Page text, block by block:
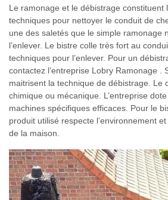
Le ramonage et le débistrage constituent
techniques pour nettoyer le conduit de
une des saletés que le simple ramonage
l’enlever. Le bistre colle très fort au
techniques pour l’enlever. Pour un
contactez l’entreprise Lobry Ramonage .
maitrisent la technique de débistrage. Le
chimique ou mécanique. L’entreprise
machines spécifiques efficaces. Pour le
produit utilisé respecte l’environnement
de la maison.